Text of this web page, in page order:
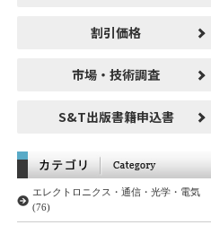
割引価格
市場・技術調査
S&T出版書籍申込書
エレクトロニクス・通信・光学・電気
(76)